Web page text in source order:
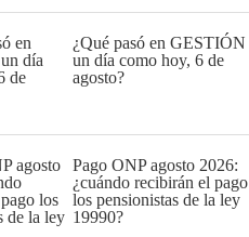
¿Qué pasó en GESTIÓN
un día como hoy, 6 de
agosto?
Pago ONP agosto 2026:
¿cuándo recibirán el pago
los pensionistas de la ley
19990?